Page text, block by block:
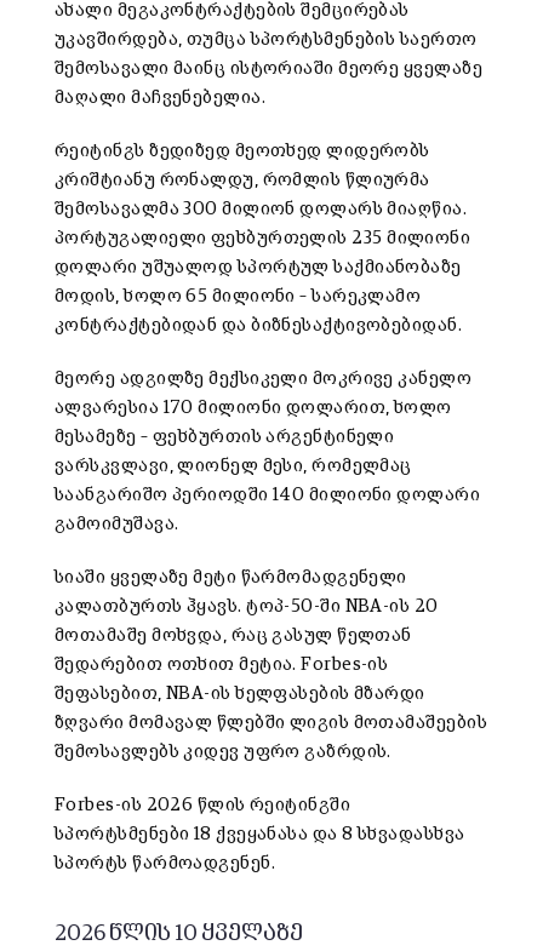
ახალი მეგაკონტრაქტების შემცირებას
უკავშირდება, თუმცა სპორტსმენების საერთო
შემოსავალი მაინც ისტორიაში მეორე ყველაზე
მაღალი მაჩვენებელია.
რეიტინგს ზედიზედ მეოთხედ ლიდერობს
კრიშტიანუ რონალდუ, რომლის წლიურმა
შემოსავალმა 300 მილიონ დოლარს მიაღწია.
პორტუგალიელი ფეხბურთელის 235 მილიონი
დოლარი უშუალოდ სპორტულ საქმიანობაზე
მოდის, ხოლო 65 მილიონი – სარეკლამო
კონტრაქტებიდან და ბიზნესაქტივობებიდან.
მეორე ადგილზე მექსიკელი მოკრივე კანელო
ალვარესია 170 მილიონი დოლარით, ხოლო
მესამეზე – ფეხბურთის არგენტინელი
ვარსკვლავი, ლიონელ მესი, რომელმაც
საანგარიშო პერიოდში 140 მილიონი დოლარი
გამოიმუშავა.
სიაში ყველაზე მეტი წარმომადგენელი
კალათბურთს ჰყავს. ტოპ-50-ში NBA-ის 20
მოთამაშე მოხვდა, რაც გასულ წელთან
შედარებით ოთხით მეტია. Forbes-ის
შეფასებით, NBA-ის ხელფასების მზარდი
ზღვარი მომავალ წლებში ლიგის მოთამაშეების
შემოსავლებს კიდევ უფრო გაზრდის.
Forbes-ის 2026 წლის რეიტინგში
სპორტსმენები 18 ქვეყანასა და 8 სხვადასხვა
სპორტს წარმოადგენენ.
2026 წლის 10 ყველაზე